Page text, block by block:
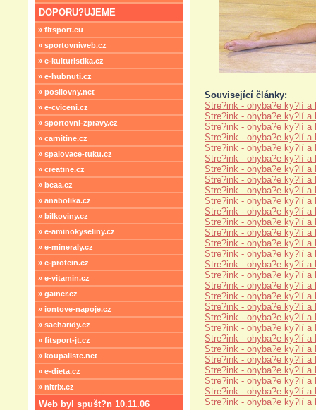
DOPORU?UJEME
» fitsport.eu
» sportovniweb.cz
» e-kulturistika.cz
» e-hubnuti.cz
» posilovny.net
» e-cviceni.cz
» sportovni-zpravy.cz
» carnitine.cz
» spalovace-tuku.cz
» creatine.cz
» bcaa.cz
» anabolika.cz
» bilkoviny.cz
» e-aminokyseliny.cz
» e-mineraly.cz
» e-protein.cz
» e-vitamin.cz
» gainer.cz
» iontove-napoje.cz
» sacharidy.cz
» fitsport-jt.cz
» koupaliste.net
» e-dieta.cz
» nitrix.cz
Web byl spušt?n 10.11.06
Související články:
Stre?ink - ohyba?e ky?lí a
Stre?ink - ohyba?e ky?lí a
Stre?ink - ohyba?e ky?lí a
Stre?ink - ohyba?e ky?lí a
Stre?ink - ohyba?e ky?lí a
Stre?ink - ohyba?e ky?lí a
Stre?ink - ohyba?e ky?lí a
Stre?ink - ohyba?e ky?lí a
Stre?ink - ohyba?e ky?lí a
Stre?ink - ohyba?e ky?lí a
Stre?ink - ohyba?e ky?lí a
Stre?ink - ohyba?e ky?lí a
Stre?ink - ohyba?e ky?lí a
Stre?ink - ohyba?e ky?lí a
Stre?ink - ohyba?e ky?lí a
Stre?ink - ohyba?e ky?lí a
Stre?ink - ohyba?e ky?lí a
Stre?ink - ohyba?e ky?lí a
Stre?ink - ohyba?e ky?lí a
Stre?ink - ohyba?e ky?lí a
Stre?ink - ohyba?e ky?lí a
Stre?ink - ohyba?e ky?lí a
Stre?ink - ohyba?e ky?lí a
Stre?ink - ohyba?e ky?lí a
Stre?ink - ohyba?e ky?lí a
Stre?ink - ohyba?e ky?lí a
Stre?ink - ohyba?e ky?lí a
Stre?ink - ohyba?e ky?lí a
Stre?ink - ohyba?e ky?lí a